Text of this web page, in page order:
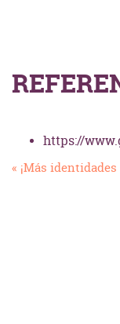
https://
« ¡Más